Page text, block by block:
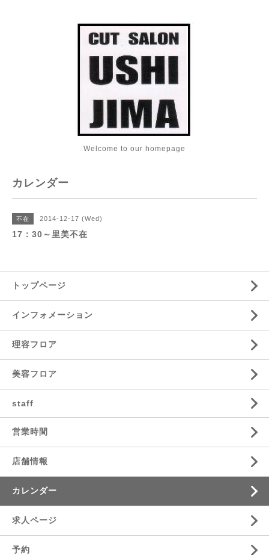
Welcome to our homepage
カレンダー
不在 2014-12-17 (Wed)
17：30～里美不在
トップページ
インフォメーション
理容フロア
美容フロア
staff
営業時間
店舗情報
カレンダー
求人ページ
予約